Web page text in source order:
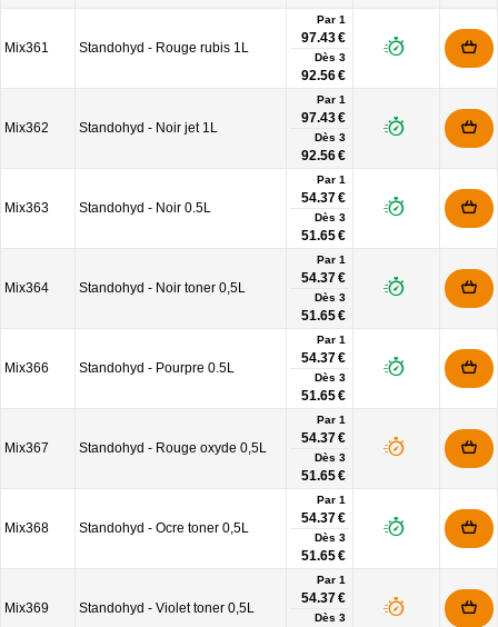
Mix361 Standohyd - Rouge rubis 1L
Par 1
97.43 €
Dès 3
92.56 €
Mix362 Standohyd - Noir jet 1L
Par 1
97.43 €
Dès 3
92.56 €
Mix363 Standohyd - Noir 0.5L
Par 1
54.37 €
Dès 3
51.65 €
Mix364 Standohyd - Noir toner 0,5L
Par 1
54.37 €
Dès 3
51.65 €
Mix366 Standohyd - Pourpre 0.5L
Par 1
54.37 €
Dès 3
51.65 €
Mix367 Standohyd - Rouge oxyde 0,5L
Par 1
54.37 €
Dès 3
51.65 €
Mix368 Standohyd - Ocre toner 0,5L
Par 1
54.37 €
Dès 3
51.65 €
Mix369 Standohyd - Violet toner 0,5L
Par 1
54.37 €
Dès 3